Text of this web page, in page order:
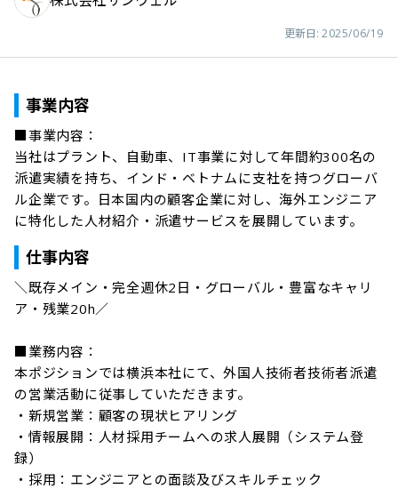
更新日: 2025/06/19
事業内容
■事業内容：
当社はプラント、自動車、IT事業に対して年間約300名の
派遣実績を持ち、インド・ベトナムに支社を持つグローバ
ル企業です。日本国内の顧客企業に対し、海外エンジニア
に特化した人材紹介・派遣サービスを展開しています。
仕事内容
＼既存メイン・完全週休2日・グローバル・豊富なキャリ
ア・残業20h／
■業務内容：
本ポジションでは横浜本社にて、外国人技術者技術者派遣
の営業活動に従事していただきます。
・新規営業：顧客の現状ヒアリング
・情報展開：人材採用チームへの求人展開（システム登
録）
・採用：エンジニアとの面談及びスキルチェック